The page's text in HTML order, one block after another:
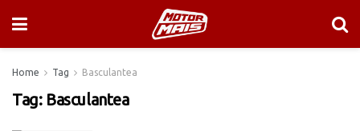
Home Tag Basculantea
Tag: Basculantea